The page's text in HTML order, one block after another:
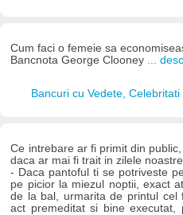
Cum faci o femeie sa
Bancnota George Clooney
...
Bancuri cu Vedete, Celebritati
Ce intrebare ar fi primit din
daca ar mai fi trait in zilele
- Daca pantoful ti se potriveste
pe picior la miezul noptii, exact
de la bal, urmarita de printul cel
act premeditat si bine